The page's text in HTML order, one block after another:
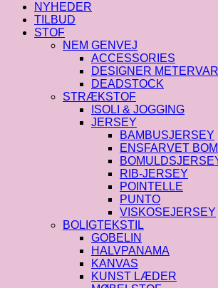
NYHEDER
TILBUD
STOF
NEM GENVEJ
ACCESSORIES
DESIGNER
DEADSTOCK
STRÆKSTOF
ISOLI & JOGGING
JERSEY
BAMBUSJERSEY
ENSFARVET
RIB-JERSEY
POINTELLE
PUNTO
VISKOSEJERSEY
BOLIGTEKSTIL
GOBELIN
HALVPANAMA
KANVAS
KUNST LÆDER